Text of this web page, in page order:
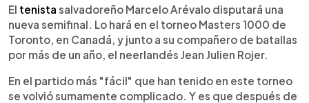
Escuchar artículo
El tenista salvadoreño Marcelo Arévalo disputará una
nueva semifinal. Lo hará en el torneo Masters 1000 de
Toronto, en Canadá, y junto a su compañero de batallas
por más de un año, el neerlandés Jean Julien Rojer.
En el partido más "fácil" que han tenido en este torneo
se volvió sumamente complicado. Y es que después de